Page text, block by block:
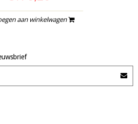
aan winkelwagen